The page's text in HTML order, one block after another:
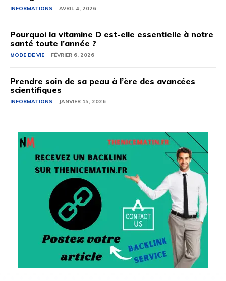
INFORMATIONS AVRIL 4, 2026
Pourquoi la vitamine D est-elle essentielle à notre
santé toute l’année ?
MODE DE VIE FÉVRIER 6, 2026
Prendre soin de sa peau à l’ère des avancées
scientifiques
INFORMATIONS JANVIER 15, 2026